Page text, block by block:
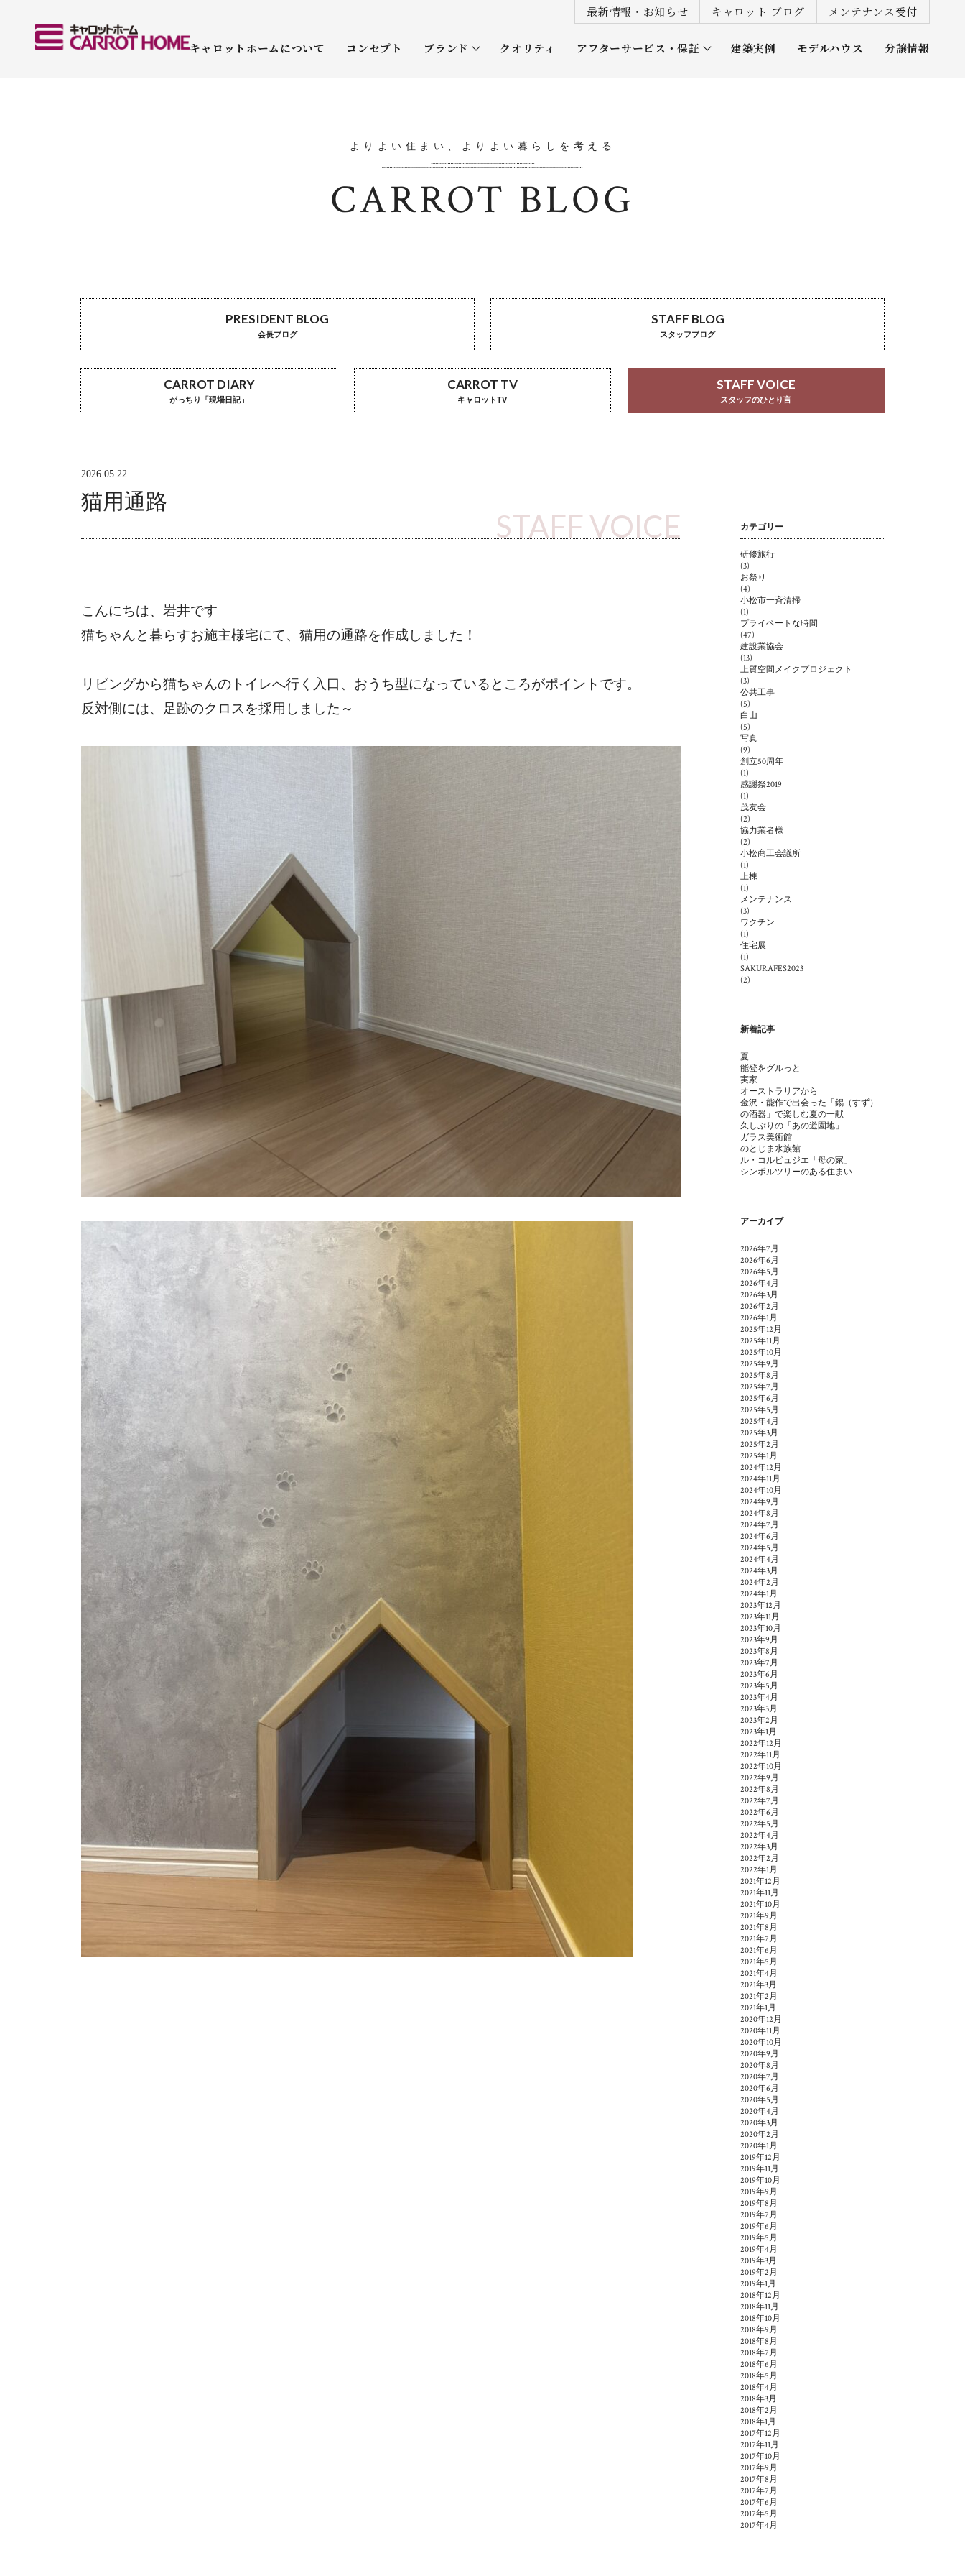
最新情報・お知らせ キャロット ブログ メンテナンス受付
キャロットホームについて コンセプト ブランド
平屋
クオリティ アフターサービス・保証 建築実例 モデルハウス 分譲情報
よりよい住まい、よりよい暮らしを考える
CARROT BLOG
PRESIDENT BLOG
会長ブログ
STAFF BLOG
スタッフブログ
CARROT DIARY
がっちり「現場日記」
CARROT TV
キャロットTV
STAFF VOICE
スタッフのひとり言
2026.05.22
猫用通路
STAFF VOICE
こんにちは、岩井です
猫ちゃんと暮らすお施主様宅にて、猫用の通路を作成しました！
リビングから猫ちゃんのトイレへ行く入口、おうち型になっているところがポイントです。
反対側には、足跡のクロスを採用しました～
カテゴリー
研修旅行
(3)
お祭り
(4)
小松市一斉清掃
(1)
プライベートな時間
(47)
建設業協会
(13)
上質空間メイクプロジェクト
(3)
公共工事
(5)
白山
(5)
写真
(9)
創立50周年
(1)
感謝祭2019
(1)
茂友会
(2)
協力業者様
(2)
小松商工会議所
(1)
上棟
(1)
メンテナンス
(3)
ワクチン
(1)
住宅展
(1)
SAKURAFES2023
(2)
新着記事
夏
能登をグルっと
実家
オーストラリアから
金沢・能作で出会った「錫（すず）
の酒器」で楽しむ夏の一献
久しぶりの「あの遊園地」
ガラス美術館
のとじま水族館
ル・コルビュジエ「母の家」
シンボルツリーのある住まい
アーカイブ
2026年7月
2026年6月
2026年5月
2026年4月
2026年3月
2026年2月
2026年1月
2025年12月
2025年11月
2025年10月
2025年9月
2025年8月
2025年7月
2025年6月
2025年5月
2025年4月
2025年3月
2025年2月
2025年1月
2024年12月
2024年11月
2024年10月
2024年9月
2024年8月
2024年7月
2024年6月
2024年5月
2024年4月
2024年3月
2024年2月
2024年1月
2023年12月
2023年11月
2023年10月
2023年9月
2023年8月
2023年7月
2023年6月
2023年5月
2023年4月
2023年3月
2023年2月
2023年1月
2022年12月
2022年11月
2022年10月
2022年9月
2022年8月
2022年7月
2022年6月
2022年5月
2022年4月
2022年3月
2022年2月
2022年1月
2021年12月
2021年11月
2021年10月
2021年9月
2021年8月
2021年7月
2021年6月
2021年5月
2021年4月
2021年3月
2021年2月
2021年1月
2020年12月
2020年11月
2020年10月
2020年9月
2020年8月
2020年7月
2020年6月
2020年5月
2020年4月
2020年3月
2020年2月
2020年1月
2019年12月
2019年11月
2019年10月
2019年9月
2019年8月
2019年7月
2019年6月
2019年5月
2019年4月
2019年3月
2019年2月
2019年1月
2018年12月
2018年11月
2018年10月
2018年9月
2018年8月
2018年7月
2018年6月
2018年5月
2018年4月
2018年3月
2018年2月
2018年1月
2017年12月
2017年11月
2017年10月
2017年9月
2017年8月
2017年7月
2017年6月
2017年5月
2017年4月